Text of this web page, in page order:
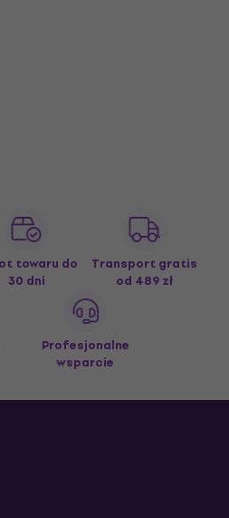
towaru do
30 dni
Transport gratis
od 489 zł
Profesjonalne
wsparcie